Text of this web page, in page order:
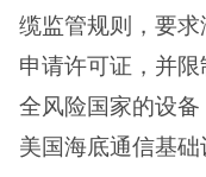
缆监管规则，要
申请许可证，并
全风险国家的设
美国海底通信基础